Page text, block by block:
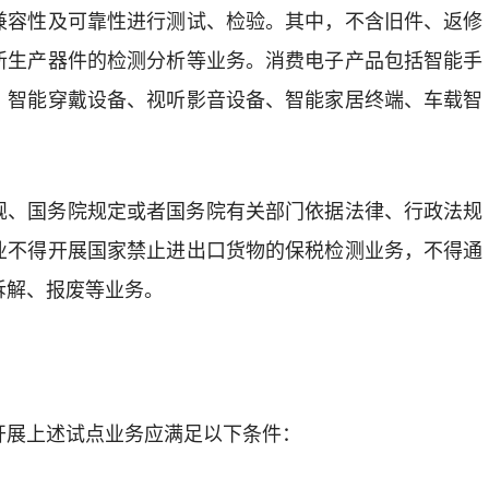
性及可靠性进行测试、检验。其中，不含旧件、返修
产器件的检测分析等业务。消费电子产品包括智能手
能穿戴设备、视听影音设备、智能家居终端、车载智
国务院规定或者国务院有关部门依据法律、行政法规
得开展国家禁止进出口货物的保税检测业务，不得通
、报废等业务。
上述试点业务应满足以下条件：